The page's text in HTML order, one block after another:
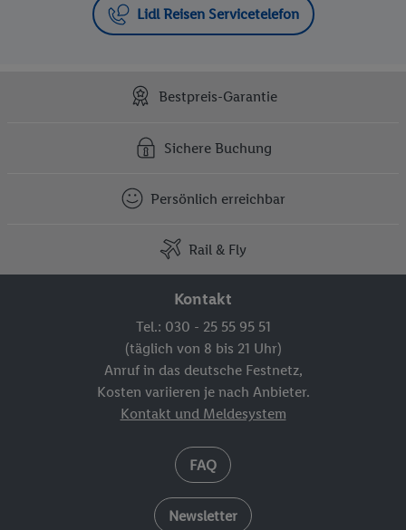
Lidl Reisen Servicetelefon
Bestpreis-Garantie
Sichere Buchung
Persönlich erreichbar
Rail & Fly
Kontakt
Tel.: 030 - 25 55 95 51
(täglich von 8 bis 21 Uhr)
Anruf in das deutsche Festnetz,
Kosten variieren je nach Anbieter.
Kontakt und Meldesystem
FAQ
Newsletter